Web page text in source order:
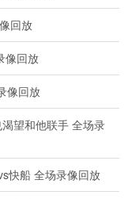
回放
像回放
像回放
望和他联手 全场录
快船 全场录像回放